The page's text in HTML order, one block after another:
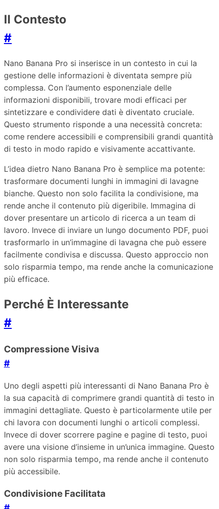
Il Contesto
#
Nano Banana Pro si inserisce in un contesto in cui la
gestione delle informazioni è diventata sempre più
complessa. Con l’aumento esponenziale delle
informazioni disponibili, trovare modi efficaci per
sintetizzare e condividere dati è diventato cruciale.
Questo strumento risponde a una necessità concreta:
come rendere accessibili e comprensibili grandi quantità
di testo in modo rapido e visivamente accattivante.
L’idea dietro Nano Banana Pro è semplice ma potente:
trasformare documenti lunghi in immagini di lavagne
bianche. Questo non solo facilita la condivisione, ma
rende anche il contenuto più digeribile. Immagina di
dover presentare un articolo di ricerca a un team di
lavoro. Invece di inviare un lungo documento PDF, puoi
trasformarlo in un’immagine di lavagna che può essere
facilmente condivisa e discussa. Questo approccio non
solo risparmia tempo, ma rende anche la comunicazione
più efficace.
Perché È Interessante
#
Compressione Visiva
#
Uno degli aspetti più interessanti di Nano Banana Pro è
la sua capacità di comprimere grandi quantità di testo in
immagini dettagliate. Questo è particolarmente utile per
chi lavora con documenti lunghi o articoli complessi.
Invece di dover scorrere pagine e pagine di testo, puoi
avere una visione d’insieme in un’unica immagine. Questo
non solo risparmia tempo, ma rende anche il contenuto
più accessibile.
Condivisione Facilitata